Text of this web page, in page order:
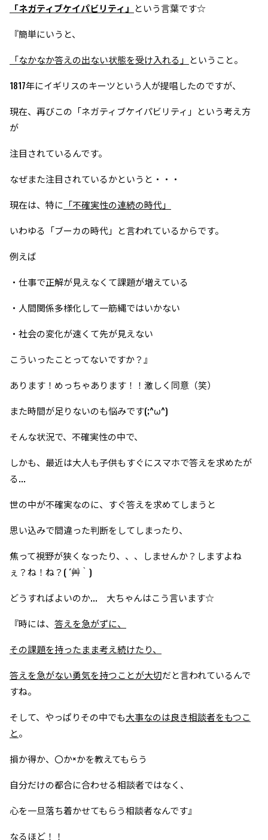
「ネガティブケイパビリティ」 という言葉です☆
『簡単にいうと、
「なかなか答えの出ない状態を受け入れる」 ということ。
1817年にイギリスのキーツという人が提唱したのですが、
現在、再びこの「ネガティブケイパビリティ」という考え方
が
注目されているんです。
なぜまた注目されているかというと・・・
現在は、特に 「不確実性の連続の時代」
いわゆる「ブーカの時代」と言われているからです。
例えば
・仕事で正解が見えなくて課題が増えている
・人間関係多様化して一筋縄ではいかない
・社会の変化が速くて先が見えない
こういったことってないですか？』
あります！めっちゃあります！！激しく同意（笑）
また時間が足りないのも悩みです(;^ω^)
そんな状況で、不確実性の中で、
しかも、最近は大人も子供もすぐにスマホで答えを求めたが
る...
世の中が不確実なのに、すぐ答えを求めてしまうと
思い込みで間違った判断をしてしまったり、
焦って視野が狭くなったり、、、しませんか？しますよね
ぇ？ね！ね？( ´艸｀)
どうすればよいのか... 大ちゃんはこう言います☆
『時には、 答えを急がずに、
その課題を持ったまま考え続けたり、
答えを急がない勇気を持つことが大切だと言われているんで
すね。
そして、やっぱりその中でも大事なのは良き相談者をもつこ
と。
損か得か、〇か×かを教えてもらう
自分だけの都合に合わせる相談者ではなく、
心を一旦落ち着かせてもらう相談者なんです』
なるほど！！